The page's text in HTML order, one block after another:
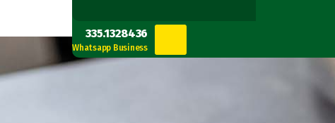
335.1328436
Whatsapp Business